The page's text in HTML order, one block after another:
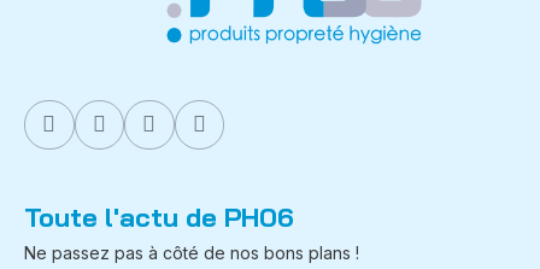
Toute l'actu de PH06
Ne passez pas à côté de nos bons plans !